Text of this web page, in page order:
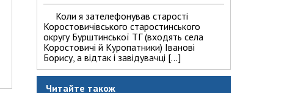
Коли я зателефонував старості
Коростовичівського старостинського
округу Бурштинської ТГ (входять села
Коростовичі й Куропатники) Іванові
Борису, а відтак і завідувачці […]
Читайте також